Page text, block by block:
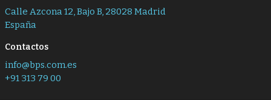
Calle Azcona 12, Bajo B, 28028 Madrid
España
Contactos
info@bps.com.es
+91 313 79 00